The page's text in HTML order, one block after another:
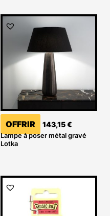
OFFRIR 143,15€
Lampe à poser métal gravé
Lotka